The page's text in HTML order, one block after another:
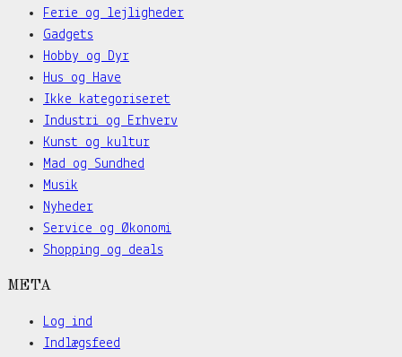
Ferie og lejligheder
Gadgets
Hobby og Dyr
Hus og Have
Ikke kategoriseret
Industri og Erhverv
Kunst og kultur
Mad og Sundhed
Musik
Nyheder
Service og Økonomi
Shopping og deals
META
Log ind
Indlægsfeed